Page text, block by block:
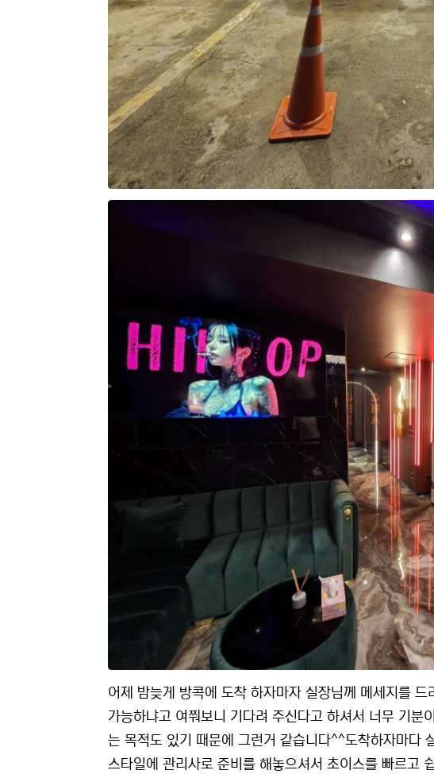
어제 밤늦게 방콕에 도착 하자마자 실장님께 메세지를
가능하냐고 여쭤보니 기다려 주신다고 하셔서 너무 기
는 목적도 있기 때문에 그런거 같습니다^^도착하자마다
스타일에 관리사로 준비를 해놓으셔서 초이스를 빠르고